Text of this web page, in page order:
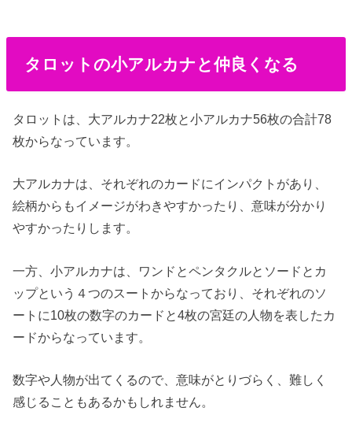
タロットの小アルカナと仲良くなる
タロットは、大アルカナ22枚と小アルカナ56枚の合計78
枚からなっています。
大アルカナは、それぞれのカードにインパクトがあり、
絵柄からもイメージがわきやすかったり、意味が分かり
やすかったりします。
一方、小アルカナは、ワンドとペンタクルとソードとカ
ップという４つのスートからなっており、それぞれのソ
ートに10枚の数字のカードと4枚の宮廷の人物を表したカ
ードからなっています。
数字や人物が出てくるので、意味がとりづらく、難しく
感じることもあるかもしれません。